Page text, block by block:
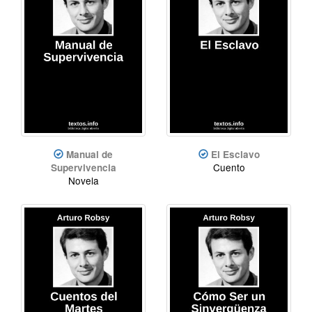
Manual de
Supervivencia
Novela
El Esclavo
Cuento